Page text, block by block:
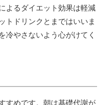
よるダイエット効果は軽減
トドリンクとまではいいま
冷やさないよう心がけてく
すめです。朝は基礎代謝が